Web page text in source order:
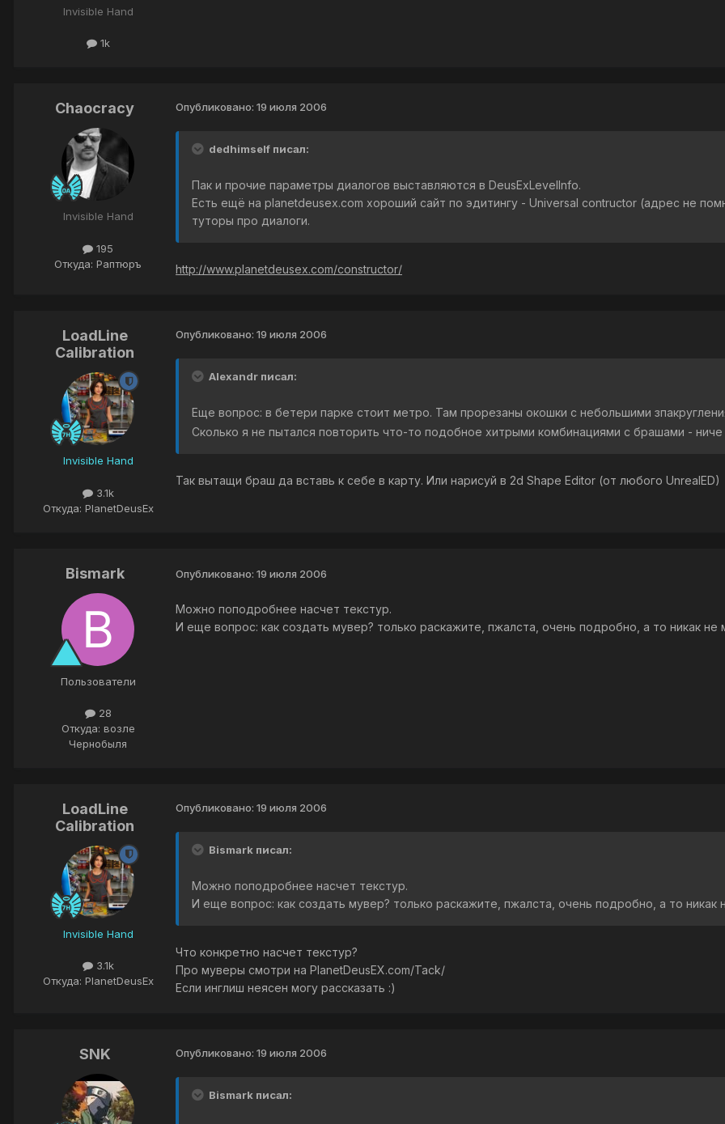
Invisible Hand
1k
Chaocracy
Invisible Hand
195
Откуда: Раптюръ
Опубликовано: 19 июля 2006
dedhimself писал:
Пак и прочие параметры диалогов выставляются в DeusExLevelInfo.
Есть ещё на planetdeusex.com хороший сайт по эдитингу - Universal contructor (адрес не
туторы про диалоги.
http://www.planetdeusex.com/constructor/
LoadLine
Calibration
Invisible Hand
3.1k
Откуда: PlanetDeusEx
Опубликовано: 19 июля 2006
Alexandr писал:
Еще вопрос: в бетери парке стоит метро. Там прорезаны окошки с небольшими
Сколько я не пытался повторить что-то подобное хитрыми комбинациями с брашами - ниче
Так вытащи браш да вставь к себе в карту. Или нарисуй в 2d Shape Editor (от любого UnrealED)
Bismark
Пользователи
28
Откуда: возле
Чернобыля
Опубликовано: 19 июля 2006
Можно поподробнее насчет текстур.
И еще вопрос: как создать мувер? только раскажите, пжалста, очень подробно, а то никак не
LoadLine
Calibration
Invisible Hand
3.1k
Откуда: PlanetDeusEx
Опубликовано: 19 июля 2006
Bismark писал:
Можно поподробнее насчет текстур.
И еще вопрос: как создать мувер? только раскажите, пжалста, очень подробно, а то никак
Что конкретно насчет текстур?
Про муверы смотри на PlanetDeusEX.com/Tack/
Если инглиш неясен могу рассказать :)
SNK Опубликовано: 19 июля 2006
Bismark писал: